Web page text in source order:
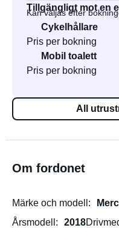
Tillgängligt mot en
Kan väljas efter
Cykelhållare
Pris per bokning
Mobil toalett
Pris per bokning
All
Om fordonet
Märke och modell
Årsmodell
2018